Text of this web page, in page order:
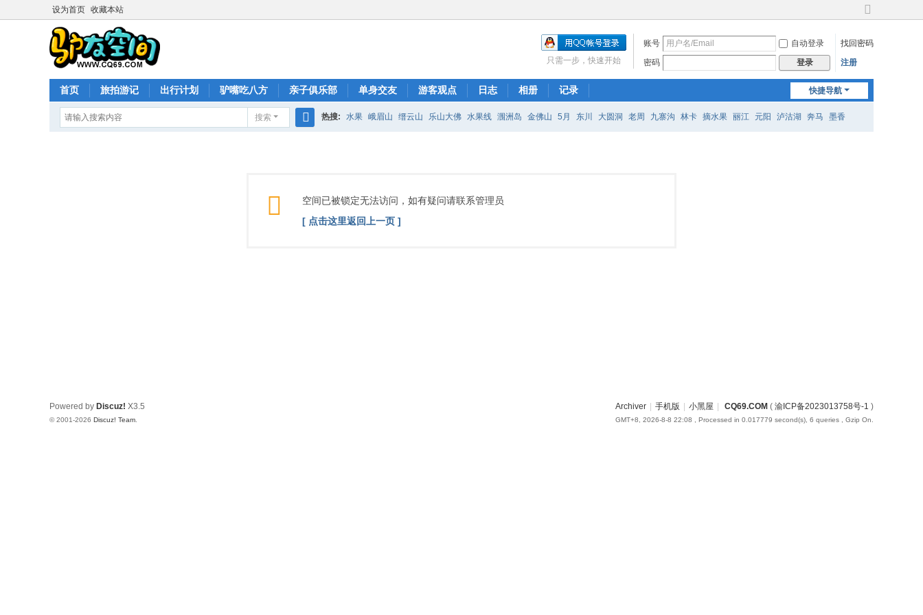
设为首页 收藏本站
切
到
账号 自动登录
找回密码
密码
登录 注册
只需一步，快速开始
快捷导航
首页 旅拍游记 出行计划 驴嘴吃八方 亲子俱乐部 单身交友 游客观点 日志 相册 记录
搜索 热搜: 水果 峨眉山 缙云山 乐山大佛 水果线 涠洲岛 金佛山 5月 东川 大圆洞 老周 九寨沟 林卡 摘水果 丽江 元阳 泸沽湖 奔马 墨香
空间已被锁定无法访问，如有疑问请联系管理员
[ 点击这里返回上一页 ]
Archiver 手机版 小黑屋 CQ69.COM ( 渝ICP备2023013758号-1 )
GMT+8, 2026-8-8 22:08 , Processed in 0.017779 second(s), 6 queries , Gzip On.
Powered by Discuz! X3.5
© 2001-2026 Discuz! Team